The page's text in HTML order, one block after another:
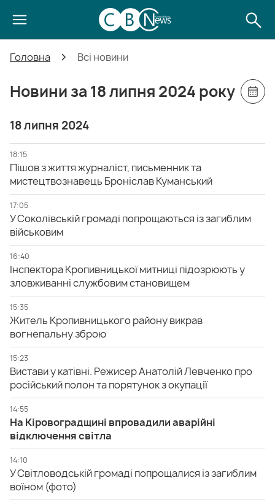
Головна Всі новини
Новини за 18 липня 2024 року
18 липня 2024
18:15
Пішов з життя журналіст, письменник та
мистецтвознавець Броніслав Куманський
17:05
У Соколівській громаді попрощаються із загиблим
військовим
16:40
Інспектора Кропивницької митниці підозрюють у
зловживанні службовим становищем
15:35
Житель Кропивницького району викрав
вогнепальну зброю
15:23
Вистави у катівні. Режисер Анатолій Левченко про
російський полон та порятунок з окупації
14:55
На Кіровоградщині впровадили аварійні
відключення світла
14:10
У Світловодській громаді попрощалися із загиблим
воїном (фото)